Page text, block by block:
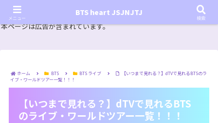
『In the SOOP BTS ver.』シーズン2放送決定！いつから始まる？インザスープの放送開始日・視聴
方法は？【In the SOOP BTS ver. Season 2】
本ページは広告が含まれています。
ホーム BTS BTS ライブ
【いつまで見れる？】dTVで見れるBTSのラ
イブ・ワールドツアー一覧！！！
【いつまで見れる？】dTVで見れるBTS
のライブ・ワールドツアー一覧！！！
メニュー
BTS heart JSJNJTJ
検索